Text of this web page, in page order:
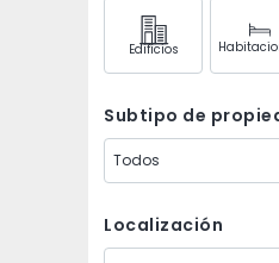
Edifícios
Subtipo de
Todos
Localización